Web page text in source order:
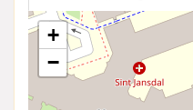
+
−